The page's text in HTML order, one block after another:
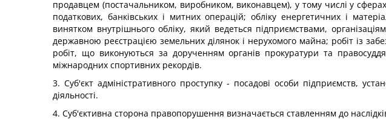
продавцем (постачальником, виробником, виконавцем), у тому числі у
податкових, банківських і митних операцій; обліку енергетичних і
винятком внутрішнього обліку, який ведеться підприємствами,
державною реєстрацією земельних ділянок і нерухомого майна; робіт із
робіт, що виконуються за дорученням органів прокуратури та правосуддя;
міжнародних спортивних рекордів.
3. Суб'єкт адміністративного проступку - посадові особи підприємств,
діяльності.
4. Суб'єктивна сторона правопорушення визначається ставленням до